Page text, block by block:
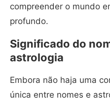
compreender o mundo
profundo.
Significado do
astrologia
Embora não haja uma
única entre nomes e